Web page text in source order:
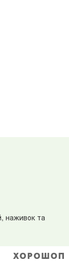
наживок та